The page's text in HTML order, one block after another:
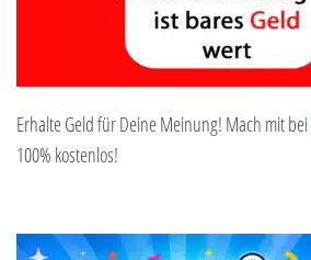
Erhalte Geld für Deine Meinung! Mach mit bei
100% kostenlos!